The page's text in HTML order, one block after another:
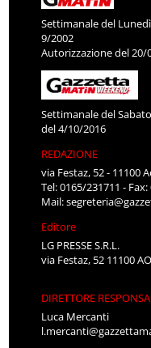
Settimanale del
9/2002
Autorizzazione del 20/
Settimanale del
del 4/10/2016
REDAZIONE
via Festaz, 52 - 11100
Tel: 0165/231711 -
Mail:
Editore
LG PRESSE S.R.L.
via Festaz, 52 11100
DIRETTORE
Luca Mercanti